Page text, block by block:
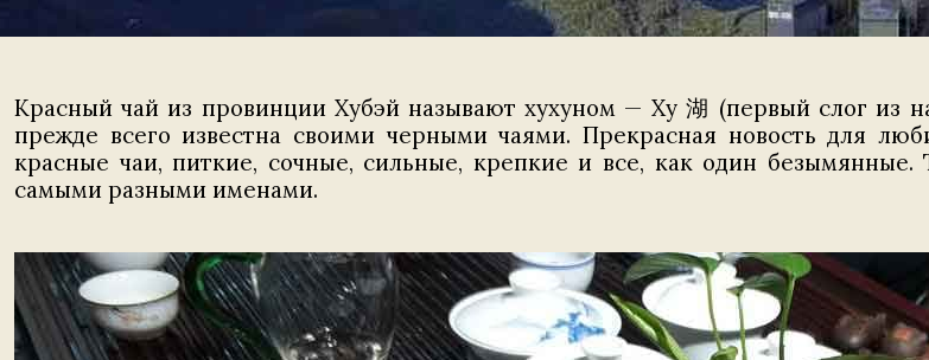
Красный чай из провинции Хубэй называют хухуном — Ху 湖 (первый слог из
прежде всего известна своими черными чаями. Прекрасная новость для
красные чаи, питкие, сочные, сильные, крепкие и все, как один
самыми разными именами.